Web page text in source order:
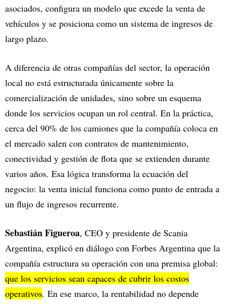
asociados, configura un modelo que excede la venta de
vehículos y se posiciona como un sistema de ingresos de
largo plazo.
A diferencia de otras compañías del sector, la operación
local no está estructurada únicamente sobre la
comercialización de unidades, sino sobre un esquema
donde los servicios ocupan un rol central. En la práctica,
cerca del 90% de los camiones que la compañía coloca en
el mercado salen con contratos de mantenimiento,
conectividad y gestión de flota que se extienden durante
varios años. Esa lógica transforma la ecuación del
negocio: la venta inicial funciona como punto de entrada a
un flujo de ingresos recurrente.
Sebastián Figueroa, CEO y presidente de Scania
Argentina, explicó en diálogo con Forbes Argentina que la
compañía estructura su operación con una premisa global:
que los servicios sean capaces de cubrir los costos
operativos. En ese marco, la rentabilidad no depende